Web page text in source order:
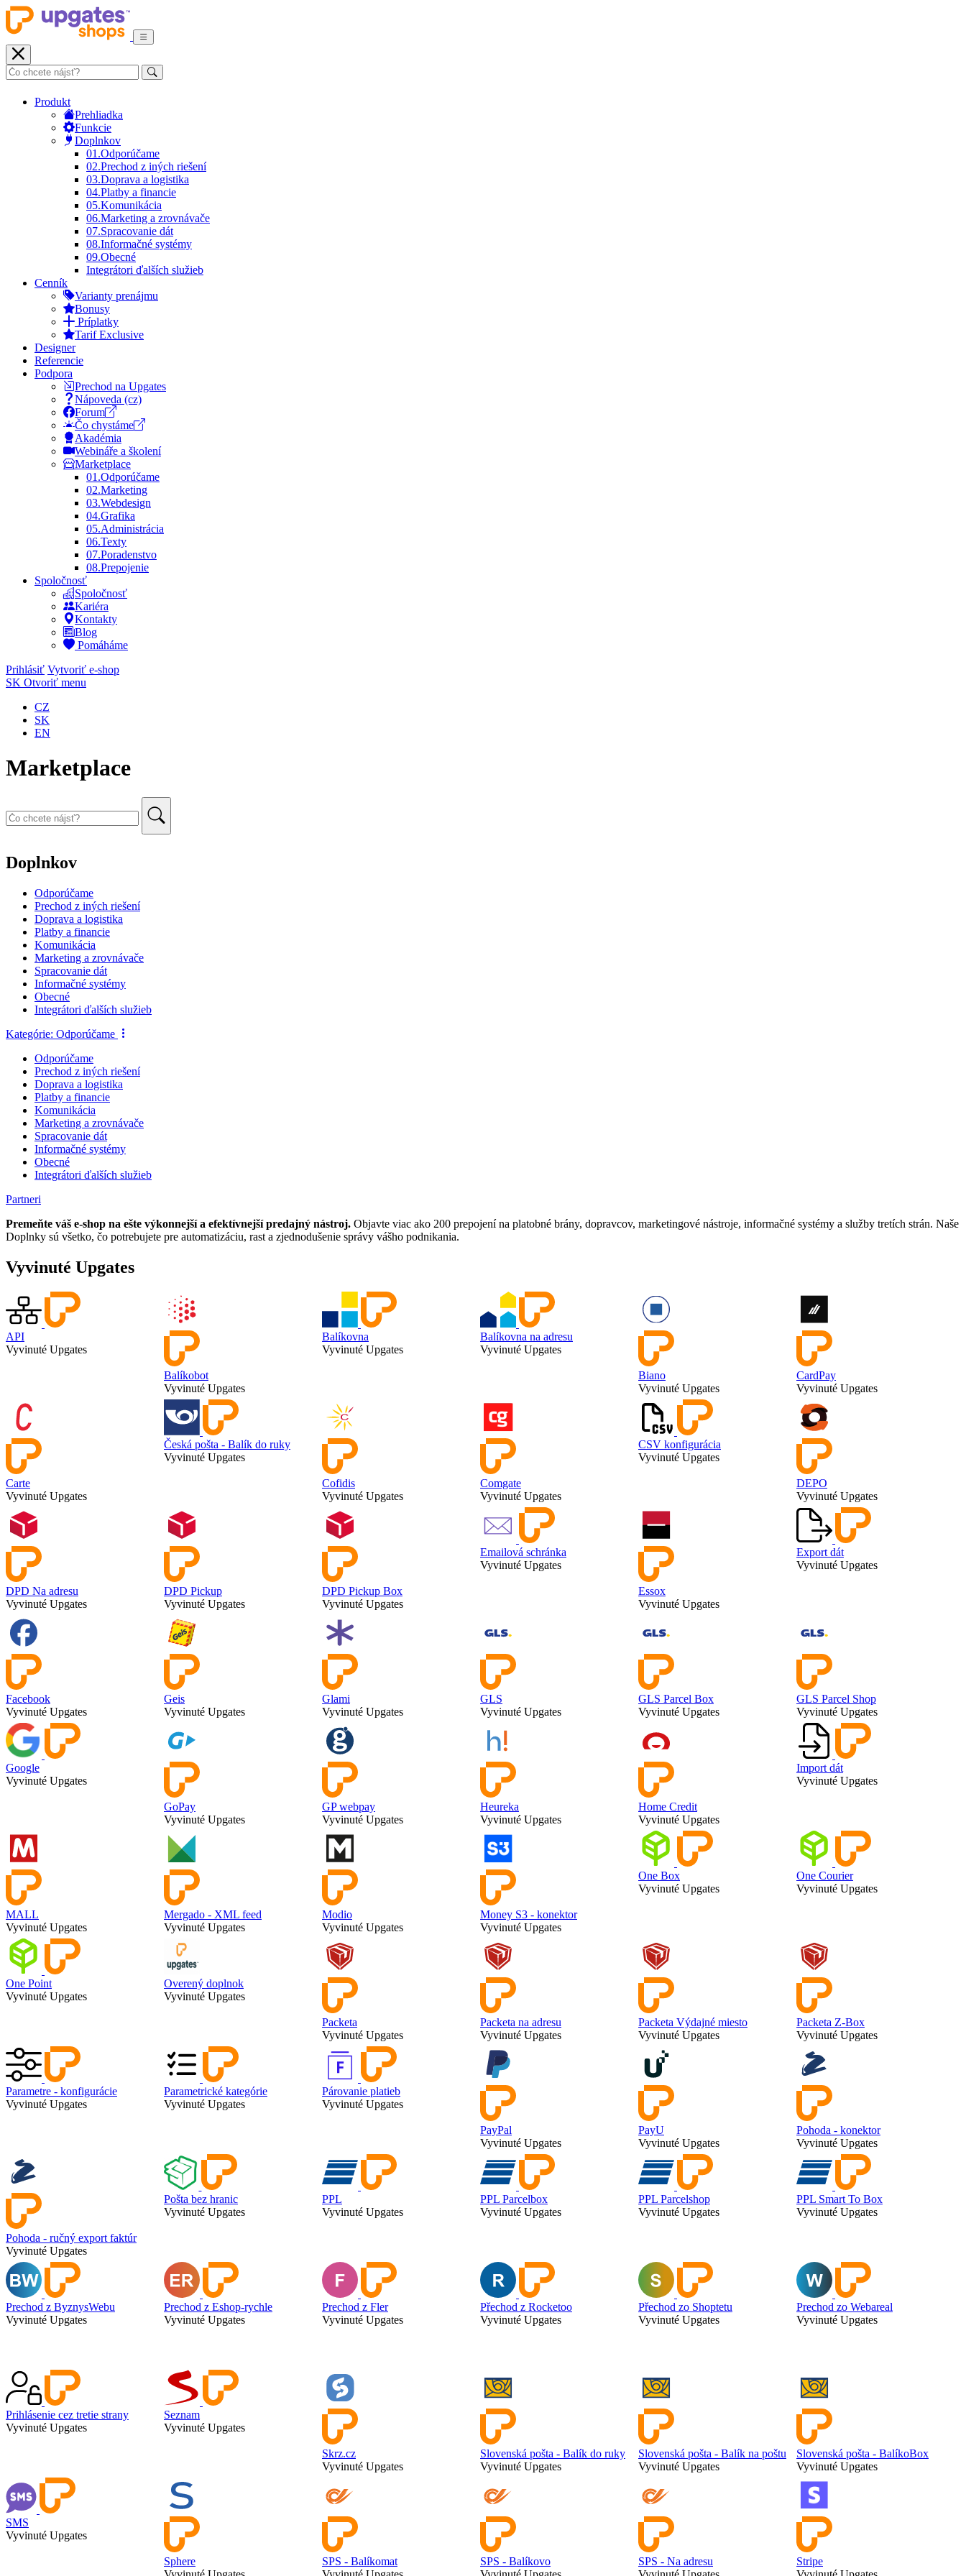
Produkt
Prehliadka
Funkcie
Doplnkov
01.Odporúčame
02.Prechod z iných riešení
03.Doprava a logistika
04.Platby a financie
05.Komunikácia
06.Marketing a zrovnávače
07.Spracovanie dát
08.Informačné systémy
09.Obecné
Integrátori ďalších služieb
Cenník
Varianty prenájmu
Bonusy
Príplatky
Tarif Exclusive
Designer
Referencie
Podpora
Prechod na Upgates
Nápoveda (cz)
Forum
Čo chystáme
Akadémia
Webináře a školení
Marketplace
01.Odporúčame
02.Marketing
03.Webdesign
04.Grafika
05.Administrácia
06.Texty
07.Poradenstvo
08.Prepojenie
Spoločnosť
Spoločnosť
Kariéra
Kontakty
Blog
Pomáháme
Prihlásiť Vytvoriť e-shop
SK Otvoriť menu
CZ
SK
EN
Marketplace
Doplnkov
Odporúčame
Prechod z iných riešení
Doprava a logistika
Platby a financie
Komunikácia
Marketing a zrovnávače
Spracovanie dát
Informačné systémy
Obecné
Integrátori ďalších služieb
Kategórie: Odporúčame
Odporúčame
Prechod z iných riešení
Doprava a logistika
Platby a financie
Komunikácia
Marketing a zrovnávače
Spracovanie dát
Informačné systémy
Obecné
Integrátori ďalších služieb
Partneri
Premeňte váš e-shop na ešte výkonnejší a efektívnejší predajný nástroj. Objavte viac ako 200 prepojení na platobné brány, dopravcov, marketingové nástroje, informačné systémy a služby tretích strán. Naše
Doplnky sú všetko, čo potrebujete pre automatizáciu, rast a zjednodušenie správy vášho podnikania.
Vyvinuté Upgates
API
Vyvinuté Upgates
Balíkobot
Vyvinuté Upgates
Balíkovna
Vyvinuté Upgates
Balíkovna na adresu
Vyvinuté Upgates
Biano
Vyvinuté Upgates
CardPay
Vyvinuté Upgates
Carte
Vyvinuté Upgates
Česká pošta - Balík do ruky
Vyvinuté Upgates
Cofidis
Vyvinuté Upgates
Comgate
Vyvinuté Upgates
CSV konfigurácia
Vyvinuté Upgates
DEPO
Vyvinuté Upgates
DPD Na adresu
Vyvinuté Upgates
DPD Pickup
Vyvinuté Upgates
DPD Pickup Box
Vyvinuté Upgates
Emailová schránka
Vyvinuté Upgates
Essox
Vyvinuté Upgates
Export dát
Vyvinuté Upgates
Facebook
Vyvinuté Upgates
Geis
Vyvinuté Upgates
Glami
Vyvinuté Upgates
GLS
Vyvinuté Upgates
GLS Parcel Box
Vyvinuté Upgates
GLS Parcel Shop
Vyvinuté Upgates
Google
Vyvinuté Upgates
GoPay
Vyvinuté Upgates
GP webpay
Vyvinuté Upgates
Heureka
Vyvinuté Upgates
Home Credit
Vyvinuté Upgates
Import dát
Vyvinuté Upgates
MALL
Vyvinuté Upgates
Mergado - XML feed
Vyvinuté Upgates
Modio
Vyvinuté Upgates
Money S3 - konektor
Vyvinuté Upgates
One Box
Vyvinuté Upgates
One Courier
Vyvinuté Upgates
One Point
Vyvinuté Upgates
Overený doplnok
Vyvinuté Upgates
Packeta
Vyvinuté Upgates
Packeta na adresu
Vyvinuté Upgates
Packeta Výdajné miesto
Vyvinuté Upgates
Packeta Z-Box
Vyvinuté Upgates
Parametre - konfigurácie
Vyvinuté Upgates
Parametrické kategórie
Vyvinuté Upgates
Párovanie platieb
Vyvinuté Upgates
PayPal
Vyvinuté Upgates
PayU
Vyvinuté Upgates
Pohoda - konektor
Vyvinuté Upgates
Pohoda - ručný export faktúr
Vyvinuté Upgates
Pošta bez hranic
Vyvinuté Upgates
PPL
Vyvinuté Upgates
PPL Parcelbox
Vyvinuté Upgates
PPL Parcelshop
Vyvinuté Upgates
PPL Smart To Box
Vyvinuté Upgates
Prechod z ByznysWebu
Vyvinuté Upgates
Prechod z Eshop-rychle
Vyvinuté Upgates
Prechod z Fler
Vyvinuté Upgates
Přechod z Rocketoo
Vyvinuté Upgates
Přechod zo Shoptetu
Vyvinuté Upgates
Prechod zo Webareal
Vyvinuté Upgates
Prihlásenie cez tretie strany
Vyvinuté Upgates
Seznam
Vyvinuté Upgates
Skrz.cz
Vyvinuté Upgates
Slovenská pošta - Balík do ruky
Vyvinuté Upgates
Slovenská pošta - Balík na poštu
Vyvinuté Upgates
Slovenská pošta - BalíkoBox
Vyvinuté Upgates
SMS
Vyvinuté Upgates
Sphere
SPS - Balíkomat
SPS - Balíkovo
SPS - Na adresu
Stripe